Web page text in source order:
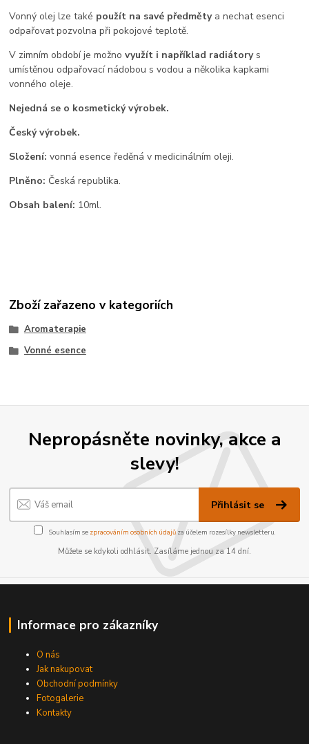
Vonný olej lze také použít na savé předmětya nechat esenci
odpařovat pozvolna při pokojové teplotě.
V zimním období je možnovyužít i například radiátory s
umístěnou odpařovací nádobou s vodou a několika kapkami
vonného oleje.
Nejedná se o kosmetický výrobek.
Český výrobek.
Složení: vonná esence ředěná v medicinálním oleji.
Plněno: Česká republika.
Obsah balení: 10ml.
Zboží zařazeno v kategoriích
Aromaterapie
Vonné esence
Nepropásněte novinky, akce a
slevy!
Přihlásit se
Souhlasím se zpracováním osobních údajůza účelem rozesílky newsletteru.
Můžete se kdykoli odhlásit. Zasíláme jednou za 14 dní.
Informace pro zákazníky
O nás
Jak nakupovat
Obchodní podmínky
Fotogalerie
Kontakty